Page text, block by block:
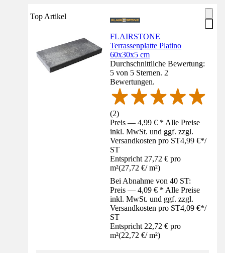
Top Artikel
FLAIRSTONE
Terrassenplatte Platino
60x30x5 cm
Durchschnittliche Bewertung:
5 von 5 Sternen. 2
Bewertungen.
(2)
Preis — 4,99 € * Alle Preise
inkl. MwSt. und ggf. zzgl.
Versandkosten pro ST4,99 €*/
ST
Entspricht 27,72 € pro
m²(27,72 €/ m²)
Bei Abnahme von 40 ST:
Preis — 4,09 € * Alle Preise
inkl. MwSt. und ggf. zzgl.
Versandkosten pro ST4,09 €*/
ST
Entspricht 22,72 € pro
m²(22,72 €/ m²)